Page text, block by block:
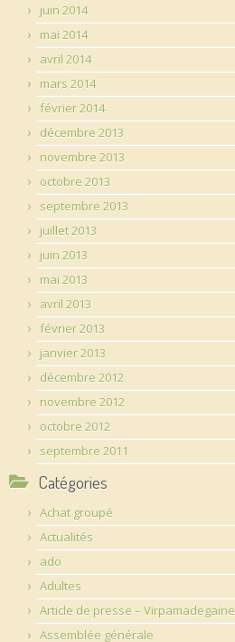
juin 2014
mai 2014
avril 2014
mars 2014
février 2014
décembre 2013
novembre 2013
octobre 2013
septembre 2013
juillet 2013
juin 2013
mai 2013
avril 2013
février 2013
janvier 2013
décembre 2012
novembre 2012
octobre 2012
septembre 2011
Catégories
Achat groupé
Actualités
ado
Adultes
Article de presse – Virpamadegaine
Assemblée générale